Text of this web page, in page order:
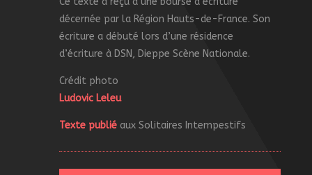
décernée par la Région Hauts-de-France. Son
écriture a débuté lors d’une résidence
d’écriture à DSN, Dieppe Scène Nationale.
Crédit photo
Ludovic Leleu
Texte publié aux Solitaires Intempestifs